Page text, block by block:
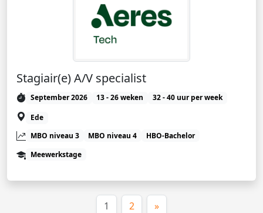
Stagiair(e) A/V specialist
September 2026 13 - 26 weken
32 - 40 uur per week
Ede
MBO niveau 3
MBO niveau 4
HBO-Bachelor
Meewerkstage
1 (huidige)
2 »